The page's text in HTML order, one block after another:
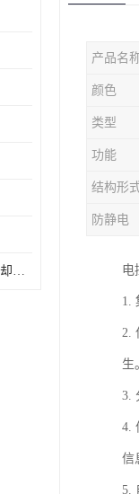
呼和浩特全钢开式横流冷却塔型号
产品名
颜色
类型
功能
结构形
防静电
电
1.
2.
生
3.
4.
信
5.